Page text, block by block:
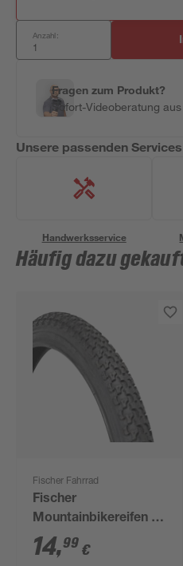
Anzahl:
Fragen zum Produkt?
Sofort-Videoberatung
Unsere passenden Services
Handwerksservice
Häufig dazu
Fischer Fahrrad
Fischer
Mountainbikereifen 20
Zoll
14,99 €